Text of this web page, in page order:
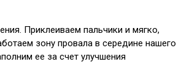
Приклеиваем пальчики и мягко,
зону провала в середине нашего
ее за счет улучшения